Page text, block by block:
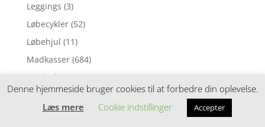
Leggings (3)
Løbecykler (52)
Løbehjul (11)
Madkasser (684)
Madopbevaring
Madpakke sampak (113)
Madpakketilbehør
(212)
Denne hjemmeside bruger cookies til at forbedre din oplevelse.
Læs mere
Cookie indstillinger Accepter